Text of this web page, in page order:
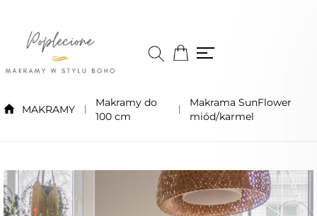
MAKRAMY
Makramy do
100 cm
Makrama SunFlower
miód/karmel